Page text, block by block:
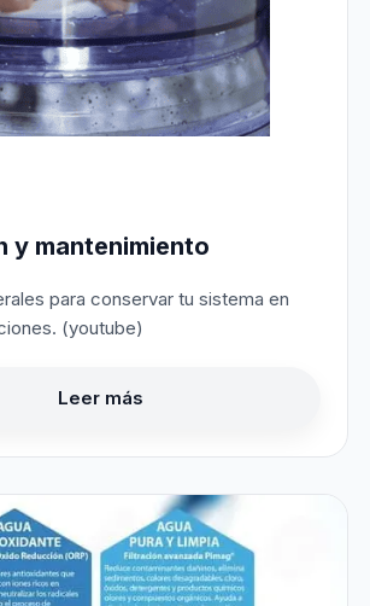
y mantenimiento
para conservar tu sistema en
(youtube)
Leer más